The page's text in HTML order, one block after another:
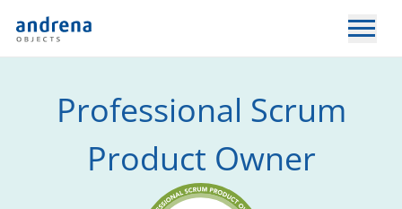
Professional Scrum
Product Owner